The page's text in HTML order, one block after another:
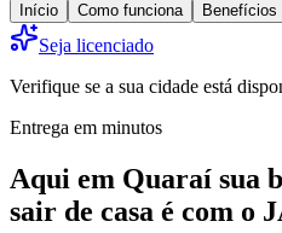
Início
Como funciona Benefícios
Seja licenciado
Verifique se a sua cidade está
Entrega em minutos
Aqui em Quaraí sua
sair de casa é com o